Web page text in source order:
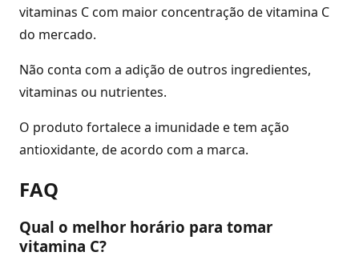
vitaminas C com maior concentração de vitamina C
do mercado.
Não conta com a adição de outros ingredientes,
vitaminas ou nutrientes.
O produto fortalece a imunidade e tem ação
antioxidante, de acordo com a marca.
FAQ
Qual o melhor horário para tomar
vitamina C?